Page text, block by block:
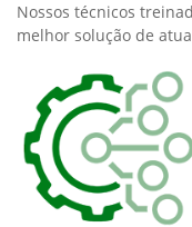
Nossos técnicos
melhor solução de